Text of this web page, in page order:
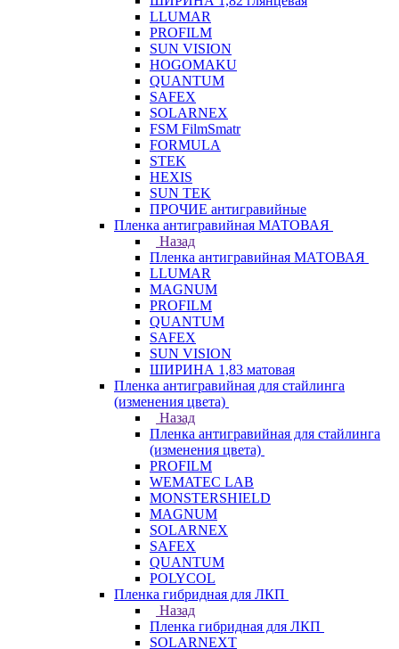
LLUMAR
PROFILM
SUN VISION
HOGOMAKU
QUANTUM
SAFEX
SOLARNEX
FSM FilmSmatr
FORMULA
STEK
HEXIS
SUN TEK
ПРОЧИЕ антигравийные
Пленка антигравийная МАТОВАЯ
Назад
Пленка антигравийная МАТОВАЯ
LLUMAR
MAGNUM
PROFILM
QUANTUM
SAFEX
SUN VISION
ШИРИНА 1,83 матовая
Пленка антигравийная для стайлинга
(изменения цвета)
Назад
Пленка антигравийная для стайлинга
(изменения цвета)
PROFILM
WEMATEC LAB
MONSTERSHIELD
MAGNUM
SOLARNEX
SAFEX
QUANTUM
POLYCOL
Пленка гибридная для ЛКП
Назад
Пленка гибридная для ЛКП
SOLARNEXT